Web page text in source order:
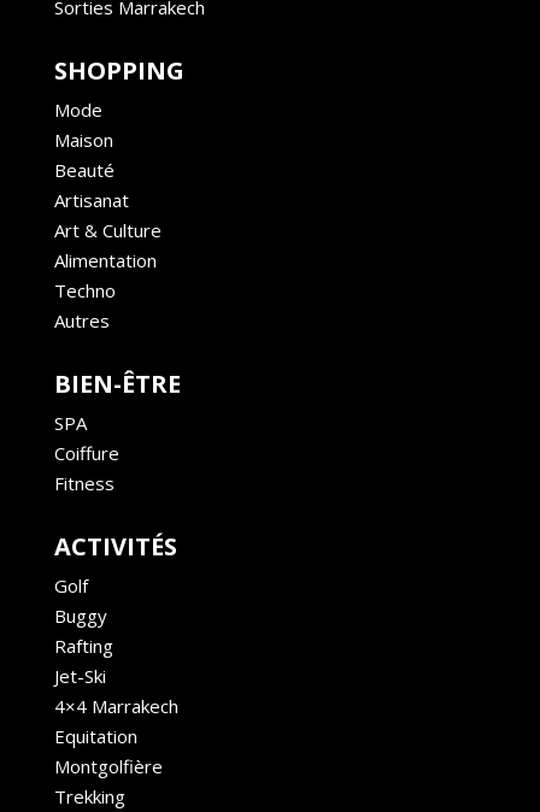
Sorties Marrakech
SHOPPING
Mode
Maison
Beauté
Artisanat
Art & Culture
Alimentation
Techno
Autres
BIEN-ÊTRE
SPA
Coiffure
Fitness
ACTIVITÉS
Golf
Buggy
Rafting
Jet-Ski
4×4 Marrakech
Equitation
Montgolfière
Trekking